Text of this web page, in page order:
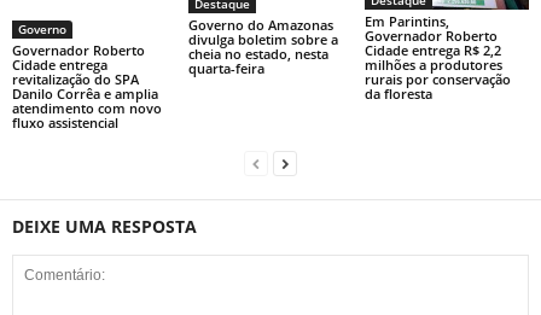
Governo
Governador Roberto
Cidade entrega
revitalização do SPA
Danilo Corrêa e amplia
atendimento com novo
fluxo assistencial
Destaque
Governo do Amazonas
divulga boletim sobre a
cheia no estado, nesta
quarta-feira
Em Parintins,
Governador Roberto
Cidade entrega R$ 2,2
milhões a produtores
rurais por conservação
da floresta
DEIXE UMA RESPOSTA